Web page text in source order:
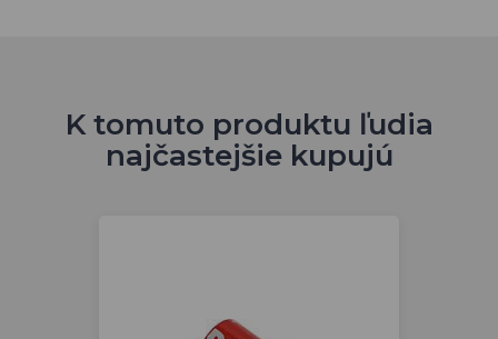
K tomuto produktu ľudia
najčastejšie kupujú